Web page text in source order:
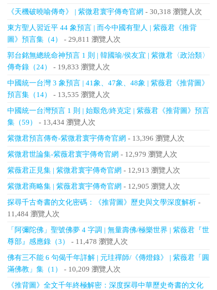
《天機破曉喻傳奇》 | 紫微君寰宇傳奇官網 - 30,318 瀏覽人次
東方聖人習近平 44 象預言 | 而今中國有聖人 | 紫薇君《推背
圖》預言集（4）
- 29,811 瀏覽人次
郭台銘無總統命神預言 1 則 | 韓國瑜/侯友宜 | 紫微君〈政治類〉
傳奇錄（24）
- 19,833 瀏覽人次
中國統一台灣 3 象預言 | 41象、47象、48象 | 紫薇君《推背圖》
預言集（14）
- 13,535 瀏覽人次
中國統一台灣預言 1 則 | 始艱危/終克定 | 紫薇君《推背圖》預言
集（59）
- 13,434 瀏覽人次
紫微君預言傳奇-紫微君寰宇傳奇官網 - 13,396 瀏覽人次
紫微君世論集-紫薇君寰宇傳奇官網 - 12,979 瀏覽人次
紫薇君正見集 | 紫微君寰宇傳奇官網 - 12,913 瀏覽人次
紫微君商略集 | 紫薇君寰宇傳奇官網 - 12,905 瀏覽人次
探尋千古奇書的文化密碼：《推背圖》歷史與文學深度解析 -
11,484 瀏覽人次
「阿彌陀佛」聖號佛夢 4 字調 | 無量壽佛/極樂世界 | 紫薇君『世
尊部』感應錄（3）
- 11,478 瀏覽人次
佛有三不能 6 句偈千年詳解 | 元珪禪師/《傳燈錄》 | 紫薇君「圓
滿佛教」集（1）
- 10,209 瀏覽人次
《推背圖》全文千年終極解密：深度探尋中華歷史奇書的文化